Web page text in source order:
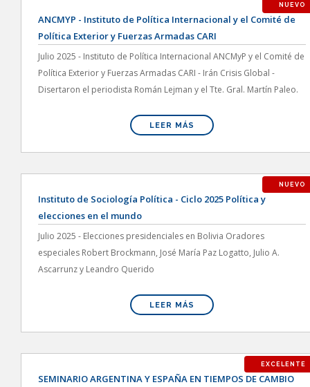
NUEVO
ANCMYP - Instituto de Política Internacional y el Comité de
Política Exterior y Fuerzas Armadas CARI
Julio 2025 - Instituto de Política Internacional ANCMyP y el Comité de
Política Exterior y Fuerzas Armadas CARI - Irán Crisis Global -
Disertaron el periodista Román Lejman y el Tte. Gral. Martín Paleo.
LEER MÁS
NUEVO
Instituto de Sociología Política - Ciclo 2025 Política y
elecciones en el mundo
Julio 2025 - Elecciones presidenciales en Bolivia Oradores
especiales Robert Brockmann, José María Paz Logatto, Julio A.
Ascarrunz y Leandro Querido
LEER MÁS
EXCELENTE
SEMINARIO ARGENTINA Y ESPAÑA EN TIEMPOS DE CAMBIO